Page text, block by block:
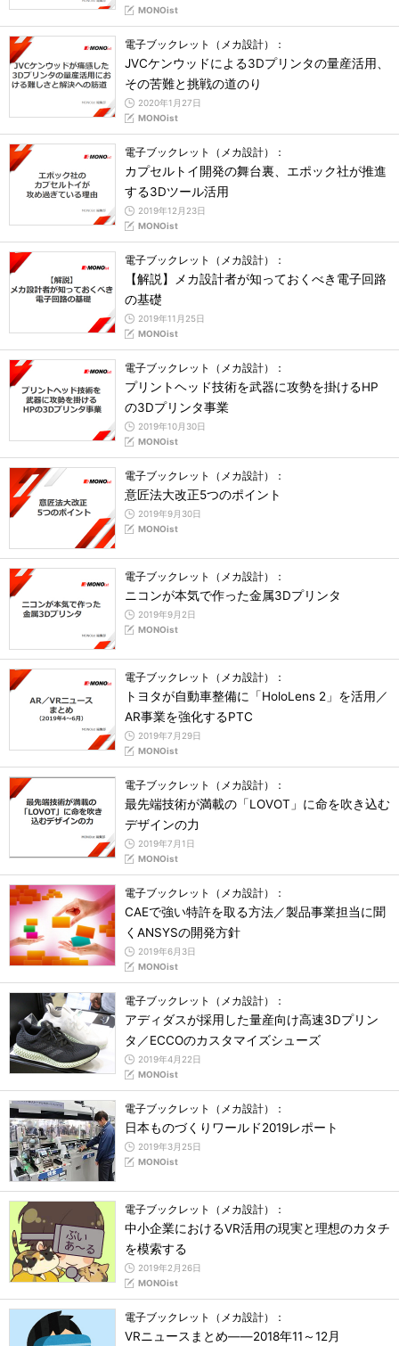
MONOist
電子ブックレット（メカ設計）：
JVCケンウッドによる3Dプリンタの量産活用、
その苦難と挑戦の道のり
2020年1月27日
MONOist
電子ブックレット（メカ設計）：
カプセルトイ開発の舞台裏、エポック社が推進
する3Dツール活用
2019年12月23日
MONOist
電子ブックレット（メカ設計）：
【解説】メカ設計者が知っておくべき電子回路
の基礎
2019年11月25日
MONOist
電子ブックレット（メカ設計）：
プリントヘッド技術を武器に攻勢を掛けるHP
の3Dプリンタ事業
2019年10月30日
MONOist
電子ブックレット（メカ設計）：
意匠法大改正5つのポイント
2019年9月30日
MONOist
電子ブックレット（メカ設計）：
ニコンが本気で作った金属3Dプリンタ
2019年9月2日
MONOist
電子ブックレット（メカ設計）：
トヨタが自動車整備に「HoloLens 2」を活用／
AR事業を強化するPTC
2019年7月29日
MONOist
電子ブックレット（メカ設計）：
最先端技術が満載の「LOVOT」に命を吹き込む
デザインの力
2019年7月1日
MONOist
電子ブックレット（メカ設計）：
CAEで強い特許を取る方法／製品事業担当に聞
くANSYSの開発方針
2019年6月3日
MONOist
電子ブックレット（メカ設計）：
アディダスが採用した量産向け高速3Dプリン
タ／ECCOのカスタマイズシューズ
2019年4月22日
MONOist
電子ブックレット（メカ設計）：
日本ものづくりワールド2019レポート
2019年3月25日
MONOist
電子ブックレット（メカ設計）：
中小企業におけるVR活用の現実と理想のカタチ
を模索する
2019年2月26日
MONOist
電子ブックレット（メカ設計）：
VRニュースまとめ――2018年11～12月